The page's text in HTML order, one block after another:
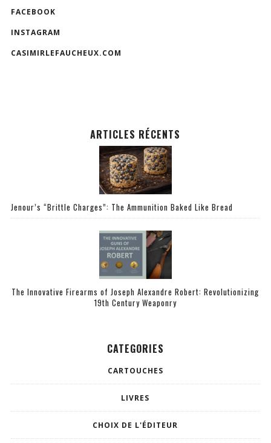
FACEBOOK
INSTAGRAM
CASIMIRLEFAUCHEUX.COM
ARTICLES RÉCENTS
Jenour’s “Brittle Charges”: The Ammunition Baked Like Bread
The Innovative Firearms of Joseph Alexandre Robert: Revolutionizing
19th Century Weaponry
CATEGORIES
CARTOUCHES
LIVRES
CHOIX DE L'ÉDITEUR